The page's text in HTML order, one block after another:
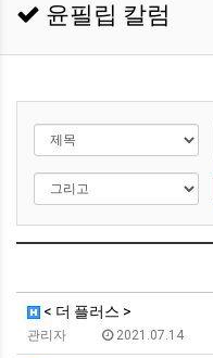
윤필립 칼럼
< 더 플러스 >
관리자 2021.07.14